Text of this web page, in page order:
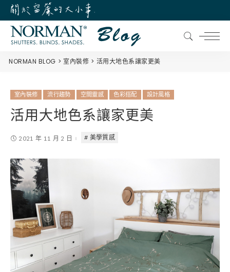
NORMAN BLOG 室內裝修 活用大地色系讓家更美
室內裝修 流行趨勢 空間靈感 色彩搭配 設計風格
活用大地色系讓家更美
2021 年 11 月 2 日 美學質感